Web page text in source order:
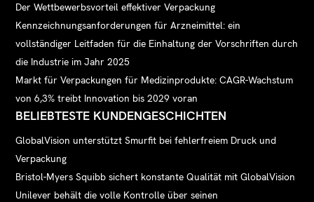
Der Wettbewerbsvorteil effektiver Verpackung
Kennzeichnungsanforderungen für Arzneimittel: ein
vollständiger Leitfaden für die Einhaltung der Vorschriften durch
die Industrie im Jahr 2025
Markt für Verpackungen für Medizinprodukte: CAGR-Wachstum
von 6,3% treibt Innovation bis 2029 voran
BELIEBTESTE KUNDENGESCHICHTEN
GlobalVision unterstützt Smurfit bei fehlerfreiem Druck und
Verpackung
Bristol-Myers Squibb sichert konstante Qualität mit GlobalVision
Unilever behält die volle Kontrolle über seinen